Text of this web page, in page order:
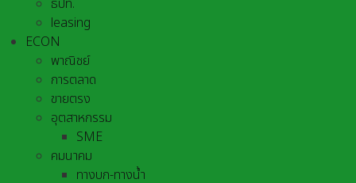
ธปท.
leasing
ECON
พาณิชย์
การตลาด
ขายตรง
อุตสาหกรรม
SME
คมนาคม
ทางบก-ทางน้ำ